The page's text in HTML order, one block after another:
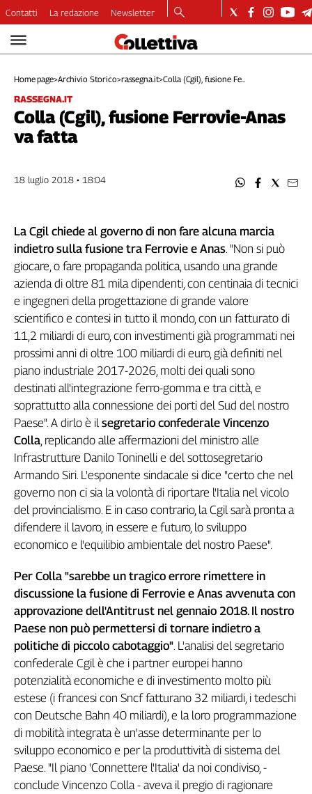
Video
Dirette
Longform
Copertine
Economia
Ambiente
Italia
Internazionale
Culture
Categorie
Filcams
Filctem
Fillea
Filt
Fiom
Fisac
Flai
Flc
Fp
Slc
G8
di
Genova,
il
sangue
della
ragione
120
anni
Cgil
Collettiva
Contatti La redazione Newsletter
Home page>Archivio Storico>rassegna.it>Colla (Cgil), fusione Fe...
RASSEGNA.IT
Colla (Cgil), fusione Ferrovie-Anas
va fatta
18 luglio 2018 • 18:04
La Cgil chiede al governo di non fare alcuna marcia
indietro sulla fusione tra Ferrovie e Anas. "Non si può
giocare, o fare propaganda politica, usando una grande
azienda di oltre 81 mila dipendenti, con centinaia di tecnici
e ingegneri della progettazione di grande valore
scientifico e contesi in tutto il mondo, con un fatturato di
11,2 miliardi di euro, con investimenti già programmati nei
prossimi anni di oltre 100 miliardi di euro, già definiti nel
piano industriale 2017-2026, molti dei quali sono
destinati all'integrazione ferro-gomma e tra città, e
soprattutto alla connessione dei porti del Sud del nostro
Paese". A dirlo è il segretario confederale Vincenzo
Colla , replicando alle affermazioni del ministro alle
Infrastrutture Danilo Toninelli e del sottosegretario
Armando Siri. L'esponente sindacale si dice "certo che nel
governo non ci sia la volontà di riportare l'Italia nel vicolo
del provincialismo. E in caso contrario, la Cgil sarà pronta a
difendere il lavoro, in essere e futuro, lo sviluppo
economico e l'equilibio ambientale del nostro Paese".
Per Colla "sarebbe un tragico errore rimettere in
discussione la fusione di Ferrovie e Anas avvenuta con
approvazione dell'Antitrust nel gennaio 2018. Il nostro
Paese non può permettersi di tornare indietro a
politiche di piccolo cabotaggio". L'analisi del segretario
confederale Cgil è che i partner europei hanno
potenzialità economiche e di investimento molto più
estese (i francesi con Sncf fatturano 32 miliardi, i tedeschi
con Deutsche Bahn 40 miliardi), e la loro programmazione
di mobilità integrata è un'asse determinante per lo
sviluppo economico e per la produttività di sistema del
Paese. "Il piano 'Connettere l'Italia' da noi condiviso, -
conclude Vincenzo Colla - aveva il pregio di ragionare